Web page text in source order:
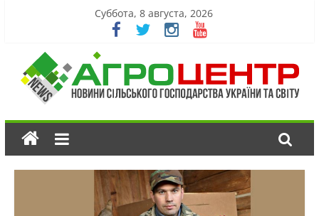
Суббота, 8 августа, 2026